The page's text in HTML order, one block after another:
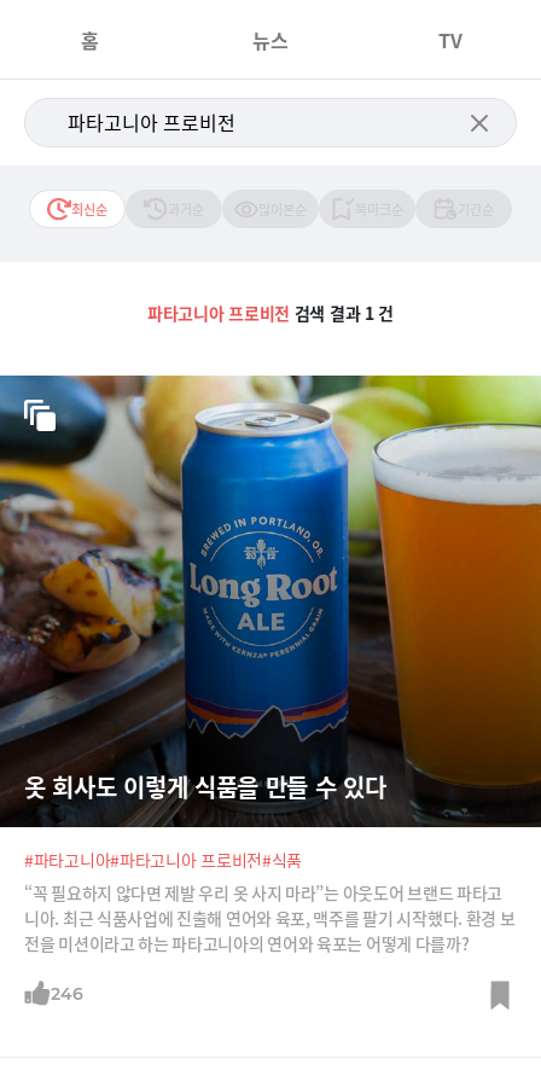
홈 뉴스 TV
최신순
파타고니아 프로비전 검색 결과 1 건
옷 회사도 이렇게 식품을 만들 수 있다
#파타고니아#파타고니아 프로비전#식품
“꼭 필요하지 않다면 제발 우리 옷 사지 마라”는 아웃도어 브랜드 파타고
니아. 최근 식품사업에 진출해 연어와 육포, 맥주를 팔기 시작했다. 환경 보
전을 미션이라고 하는 파타고니아의 연어와 육포는 어떻게 다를까?
246